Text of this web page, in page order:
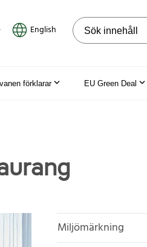
English Sök på
förklarar EU Green Deal
Miljömärkning